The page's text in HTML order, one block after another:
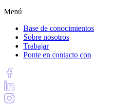
Menú
Base de conocimientos
Sobre nosotros
Trabajar
Ponte en contacto con